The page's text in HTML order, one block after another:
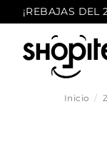
¡REBAJAS DEL
Inicio